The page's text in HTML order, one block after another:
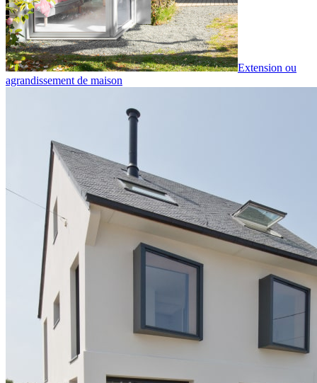
Extension ou
agrandissement de maison